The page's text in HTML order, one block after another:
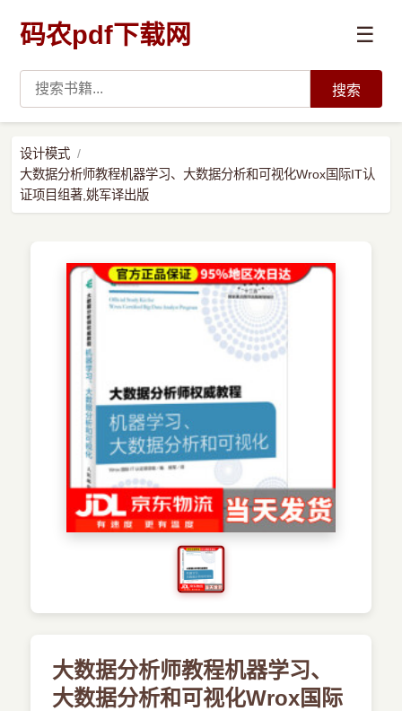
码农pdf下载网 ☰
数据科学与人工智能
预订书籍
搜索
设计模式
大数据分析师教程机器学习、大数据分析和可视化Wrox国际IT认
证项目组著,姚军译出版
大数据分析师教程机器学习、
大数据分析和可视化Wrox国际